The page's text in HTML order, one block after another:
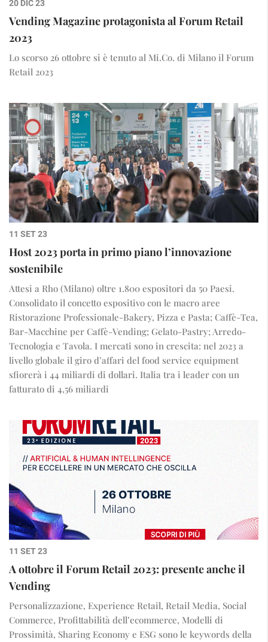
20 DIC 23
Vending Magazine protagonista al Forum Retail
2023
Lo scorso 26 ottobre si è tenuto al Mi.Co. di Milano il Forum
Retail 2023
11 SET 23
Host 2023 porta in primo piano l’innovazione
sostenibile
Attesi a Rho (Milano) oltre 1.800 espositori da 50 Paesi.
Consolidato il concetto espositivo con le macro aree
Ristorazione Professionale-Bakery, Pizza e Pasta; Caffè-Tea,
Bar-Macchine per Caffè-Vending; Gelato-Pastry; Arredo-
Tecnologia e Tavola. I mercati sono in crescita: nel 2023 a
livello globale il giro d’affari del food service equipment
sfiorerà i 44 miliardi di dollari. Italia tra i leader con un
fatturato di 4,56 miliardi
11 SET 23
A ottobre il Forum Retail 2023: presente anche il
Vending
Personalizzazione, Experience Retail, Retail Media, Social
Commerce, Profittabilità dell’ecommerce, Modelli di
Prossimità, Sharing Economy e ESG sono le keywords della